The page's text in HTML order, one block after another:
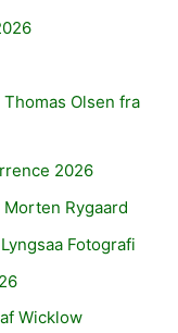
Olsen fra
2026
Rygaard
Fotografi
Wicklow